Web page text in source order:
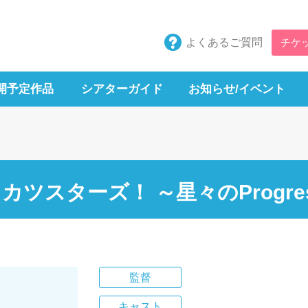
よくあるご質問 チケ
予定作品 シアターガイド お知らせ/イベント
ツスターズ！ ～星々の
監督